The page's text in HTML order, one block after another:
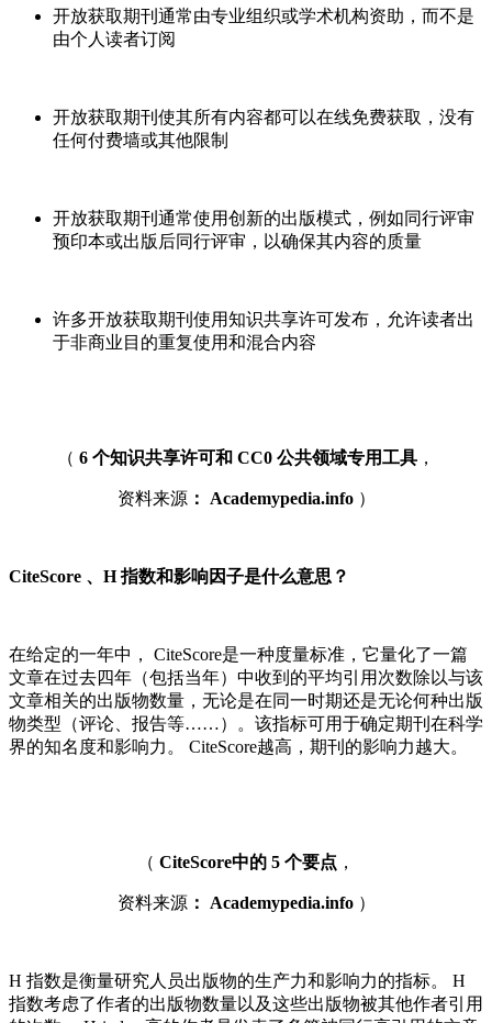
开放获取期刊通常由专业组织或学术机构资助，而不是
由个人读者订阅
开放获取期刊使其所有内容都可以在线免费获取，没有
任何付费墙或其他限制
开放获取期刊通常使用创新的出版模式，例如同行评审
预印本或出版后同行评审，以确保其内容的质量
许多开放获取期刊使用知识共享许可发布，允许读者出
于非商业目的重复使用和混合内容
（ 6 个知识共享许可和 CC0 公共领域专用工具 ，
资料来源： Academypedia.info ）
CiteScore 、H 指数和影响因子是什么意思？
在给定的一年中， CiteScore是一种度量标准，它量化了一篇
文章在过去四年（包括当年）中收到的平均引用次数除以与该
文章相关的出版物数量，无论是在同一时期还是无论何种出版
物类型（评论、报告等……）。该指标可用于确定期刊在科学
界的知名度和影响力。 CiteScore越高，期刊的影响力越大。
（ CiteScore中的 5 个要点 ，
资料来源： Academypedia.info ）
H 指数是衡量研究人员出版物的生产力和影响力的指标。 H
指数考虑了作者的出版物数量以及这些出版物被其他作者引用